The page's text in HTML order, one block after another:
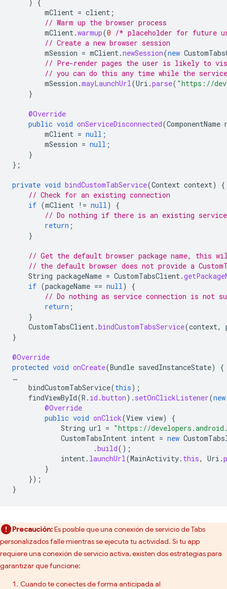
)
{
mClient = client ;
// Warm up the browser process
mClient.warmup(0 /* placeholder for future
// Create a new browser session
mSession = mClient.newSession(new
// Pre-render pages the user is likely to
// you can do this any time while the
mSession .mayLaunchUrl(Uri .parse( "https://
}
@Override
public void onServiceDisconnected(ComponentName
mClient = null ;
mSession = null ;
}
};
private void bindCustomTabService(Context context)
{
// Check for an existing connection
if (mClient != null)
{
// Do nothing if there is an existing service
return ;
}
// Get the default browser package name, this
// the default browser does not provide a
String packageName = CustomTabsClient.
if (packageName == null)
{
// Do nothing as service connection is not
return ;
}
CustomTabsClient.bindCustomTabsService(context,
}
@Override
protected void onCreate(Bundle savedInstanceState)
{
…
bindCustomTabService(this);
findViewById(R . id .button). setOnClickListener(new
@Override
public void onClick(View view)
{
String url = "https://
CustomTabsIntent intent = new
.build();
intent. launchUrl(MainActivity. this, Uri .
}
});
}
Precaución:Es posible que una conexión de servicio de Tabs
personalizados falle mientras se ejecuta tu actividad. Si tu app
requiere una conexión de servicio activa, existen dos estrategias para
garantizar que funcione:
Cuando te conectes de forma anticipada al